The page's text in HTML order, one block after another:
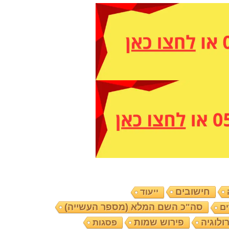
חישובים
ייעוד
סה"כ השם המלא (מספר העשייה)
פירוש שמות
פסגות